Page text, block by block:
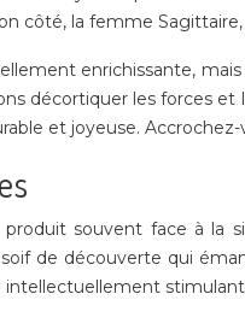
côté, la femme
enrichissante,
décortiquer les forces
et joyeuse.
souvent face à la
de découverte qui
intellectuellement